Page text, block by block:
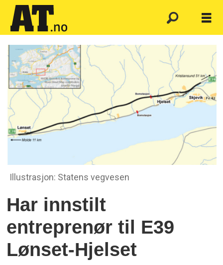
Illustrasjon: Statens vegvesen
Har innstilt
entreprenør til E39
Lønset-Hjelset